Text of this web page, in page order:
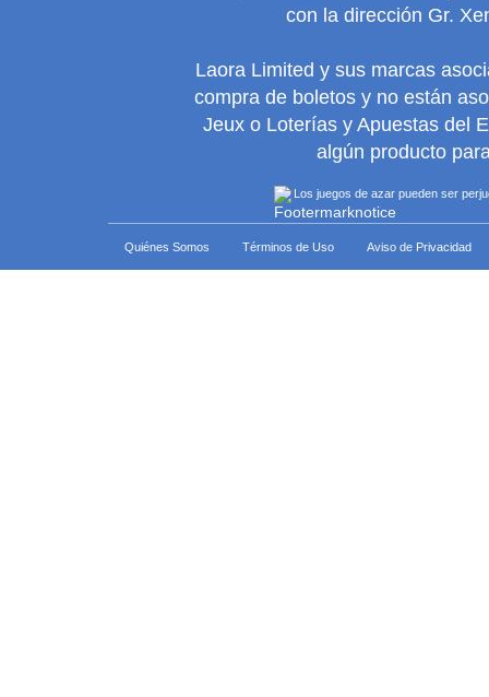
con la dirección Gr.
Laora Limited y sus marcas
compra de boletos y no están
Jeux o Loterías y Apuestas del
algún producto
Los juegos de azar pueden ser
Quiénes Somos Términos de Uso Aviso de Privacidad